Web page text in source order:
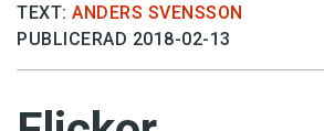
TEXT: ANDERS SVENSSON
PUBLICERAD 2018-02-13